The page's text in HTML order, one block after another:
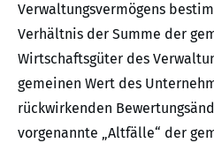
Verwaltungsvermögens
Verhältnis der Summe der
Wirtschaftsgüter des
gemeinen Wert des
rückwirkenden
vorgenannte „Altfälle“ der